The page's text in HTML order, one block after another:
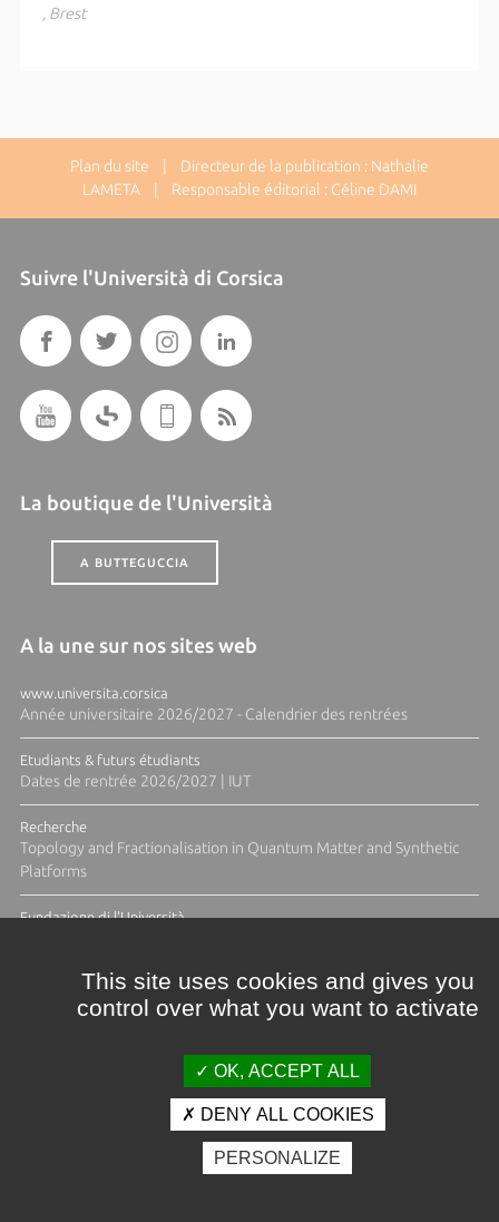
, Brest
Plan du site | Directeur de la publication : Nathalie
LAMETA | Responsable éditorial : Céline DAMI
Suivre l'Università di Corsica
La boutique de l'Università
A BUTTEGUCCIA
A la une sur nos sites web
www.universita.corsica
Année universitaire 2026/2027 - Calendrier des rentrées
Etudiants & futurs étudiants
Dates de rentrée 2026/2027 | IUT
Recherche
Topology and Fractionalisation in Quantum Matter and Synthetic
Platforms
Fundazione di l'Università
Crédits et mentions légales
Espace presse
Photothèque
This site uses cookies and gives you
control over what you want to activate
OK, ACCEPT ALL
DENY ALL COOKIES
PERSONALIZE